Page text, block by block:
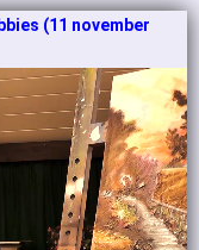
(11 november